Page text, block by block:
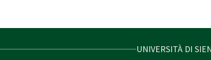
UNIVERSITÀ DI